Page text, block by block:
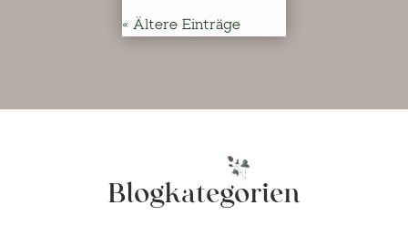
« Ältere Einträge
Blogkategorien